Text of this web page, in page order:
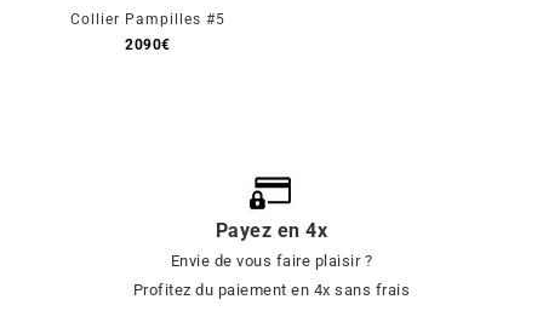
Collier Pampilles #5
2090€
Payez en 4x
Envie de vous faire plaisir ?
Profitez du paiement en 4x sans frais